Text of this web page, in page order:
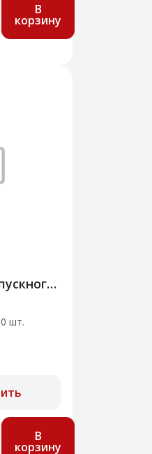
В
корзину
двери
шт.
В
корзину